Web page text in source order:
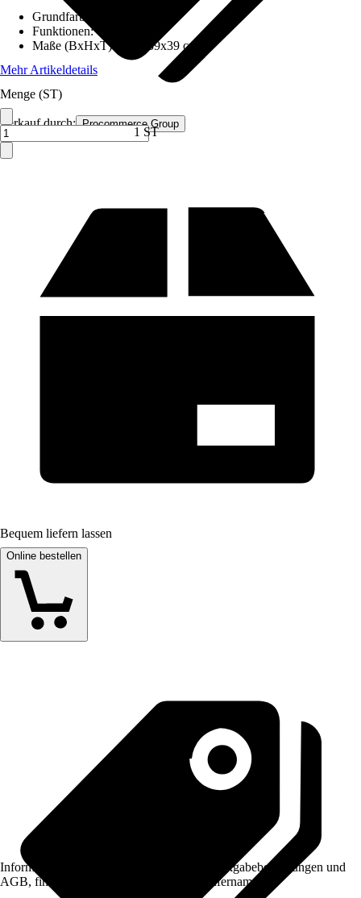
Verkauf durch: Procommerce Group
Grundfarbe
Funktionen:-
Maße (BxHxT)
45,5x39x39 cm
Mehr Artikeldetails
Menge (ST)
1 ST
Bequem liefern lassen
Online bestellen
Informationen des Verkäufers, wie z. B. Rückgabebedingungen und
AGB, finden Sie bei Klick auf den Verkäufernamen.